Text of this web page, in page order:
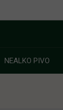
NEALKO PIVO